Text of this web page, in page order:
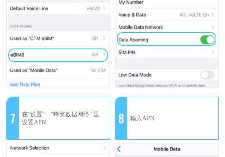
7
在“设置”一“蜂窝数据网络” 里
设置APN
8 输入APN